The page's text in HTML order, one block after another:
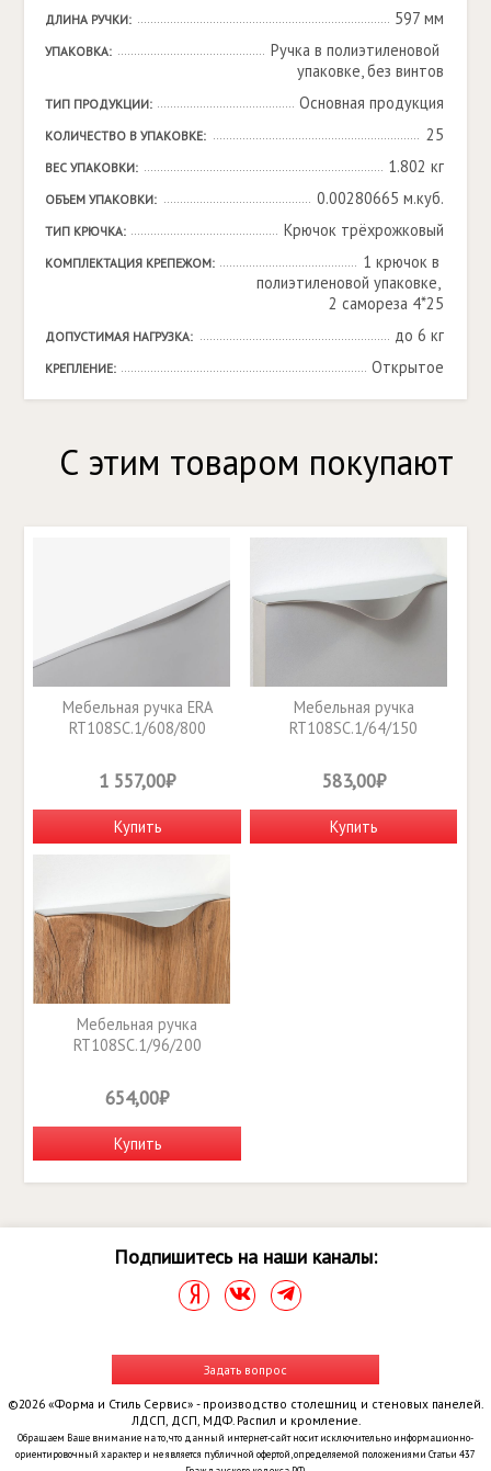
ДЛИНА РУЧКИ: 597 мм
УПАКОВКА:
Ручка в полиэтиленовой
упаковке, без винтов
ТИП ПРОДУКЦИИ: Основная продукция
КОЛИЧЕСТВО В УПАКОВКЕ: 25
ВЕС УПАКОВКИ: 1.802 кг
ОБЪЕМ УПАКОВКИ: 0.00280665 м.куб.
ТИП КРЮЧКА: Крючок трёхрожковый
КОМПЛЕКТАЦИЯ КРЕПЕЖОМ:
1 крючок в
полиэтиленовой упаковке,
2 самореза 4*25
ДОПУСТИМАЯ НАГРУЗКА: до 6 кг
КРЕПЛЕНИЕ: Открытое
С этим товаром покупают
Мебельная ручка ERA
RT108SC.1/608/800
1 557,00₽
Купить
Мебельная ручка
RT108SC.1/64/150
583,00₽
Купить
Мебельная ручка
RT108SC.1/96/200
654,00₽
Купить
Подпишитесь на наши каналы:
Задать вопрос
©2026 «Форма и Стиль Сервис» - производство столешниц и стеновых панелей.
ЛДСП, ДСП, МДФ. Распил и кромление.
Обращаем Ваше внимание на то, что данный интернет-сайт носит исключительно информационно-
ориентировочный характер и не является публичной офертой, определяемой положениями Статьи 437